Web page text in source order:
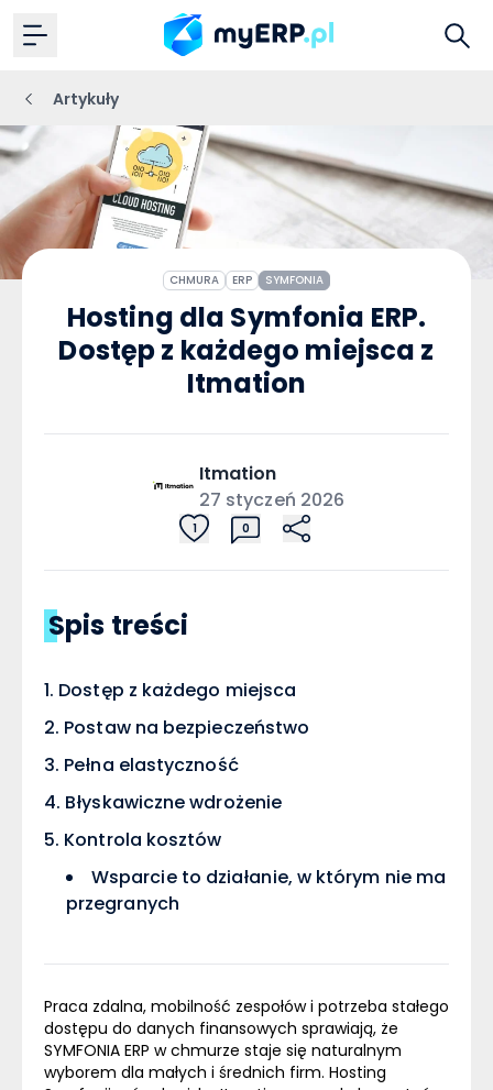
Artykuły
CHMURA ERP SYMFONIA
Hosting dla Symfonia ERP.
Dostęp z każdego miejsca z
Itmation
Itmation
27 styczeń 2026
1 0
Spis treści
Dostęp z każdego miejsca
Postaw na bezpieczeństwo
Pełna elastyczność
Błyskawiczne wdrożenie
Kontrola kosztów
Wsparcie to działanie, w którym nie ma
przegranych
Praca zdalna, mobilność zespołów i potrzeba stałego
dostępu do danych finansowych sprawiają, że
SYMFONIA ERP w chmurze staje się naturalnym
wyborem dla małych i średnich firm. Hosting